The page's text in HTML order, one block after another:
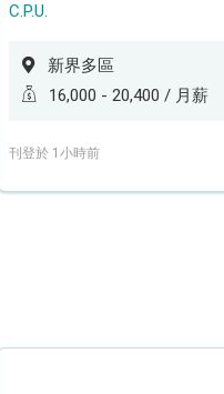
C.P.U.
新界多區
16,000 - 20,400 / 月薪
刊登於 1小時前